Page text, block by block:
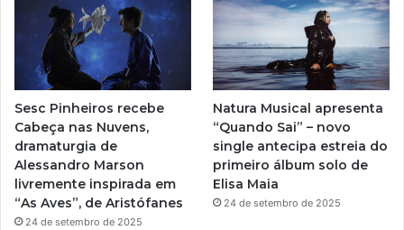
e
g
r
a
m
Sesc Pinheiros recebe
Cabeça nas Nuvens,
dramaturgia de
Alessandro Marson
livremente inspirada em
“As Aves”, de Aristófanes
24 de setembro de 2025
Natura Musical apresenta
“Quando Sai” – novo
single antecipa estreia do
primeiro álbum solo de
Elisa Maia
24 de setembro de 2025